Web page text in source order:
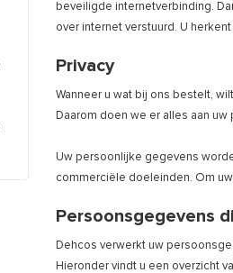
beveiligde internetverbinding.
over internet verstuurd. U
Privacy
Wanneer u wat bij ons bestelt,
Daarom doen we er alles aan uw
Uw persoonlijke gegevens
commerciële doeleinden. Om
Persoonsgegevens
Dehcos verwerkt uw
Hieronder vindt u een overzicht